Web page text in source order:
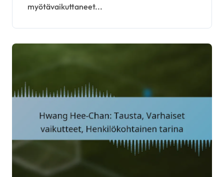
myötävaikuttaneet...